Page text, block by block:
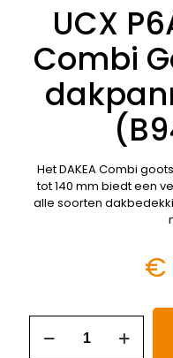
UCX
Combi
Het DAKEA Combi
tot 140 mm biedt een
alle soorten
€